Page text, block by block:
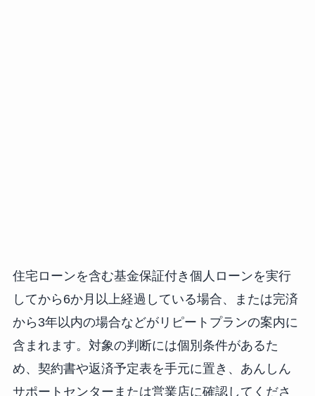
住宅ローンを含む基金保証付き個人ローンを実行
してから6か月以上経過している場合、または完済
から3年以内の場合などがリピートプランの案内に
含まれます。対象の判断には個別条件があるた
め、契約書や返済予定表を手元に置き、あんしん
サポートセンターまたは営業店に確認してくださ